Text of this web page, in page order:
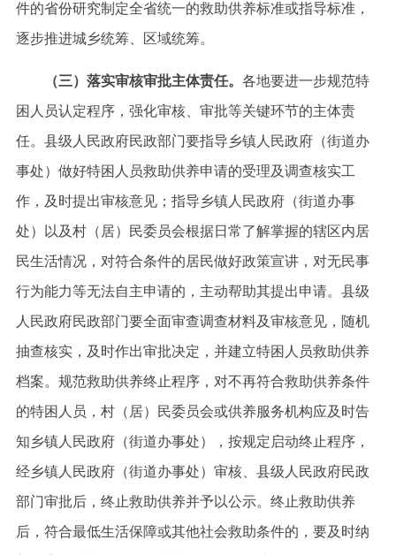
件的省份研究制定全省统一的救助供养标准或指导标准，
逐步推进城乡统筹、区域统筹。
（三）落实审核审批主体责任。 各地要进一步规范特
困人员认定程序，强化审核、审批等关键环节的主体责
任。县级人民政府民政部门要指导乡镇人民政府（街道办
事处）做好特困人员救助供养申请的受理及调查核实工
作，及时提出审核意见；指导乡镇人民政府（街道办事
处）以及村（居）民委员会根据日常了解掌握的辖区内居
民生活情况，对符合条件的居民做好政策宣讲，对无民事
行为能力等无法自主申请的，主动帮助其提出申请。县级
人民政府民政部门要全面审查调查材料及审核意见，随机
抽查核实，及时作出审批决定，并建立特困人员救助供养
档案。规范救助供养终止程序，对不再符合救助供养条件
的特困人员，村（居）民委员会或供养服务机构应及时告
知乡镇人民政府（街道办事处），按规定启动终止程序，
经乡镇人民政府（街道办事处）审核、县级人民政府民政
部门审批后，终止救助供养并予以公示。终止救助供养
后，符合最低生活保障或其他社会救助条件的，要及时纳